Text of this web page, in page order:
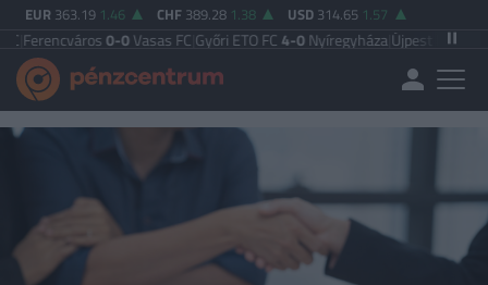
EUR 363.19 1.46 CHF 389.28 1.38 USD 314.65 1.57
0-0Vasas FC|Győri ETO FC4-0Nyíregyháza|Újpest FC4-2Debreceni